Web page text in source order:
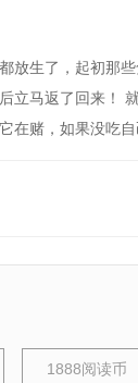
放生了，起初那
立马返了回来！
在赌，如果没吃自
1888阅读币